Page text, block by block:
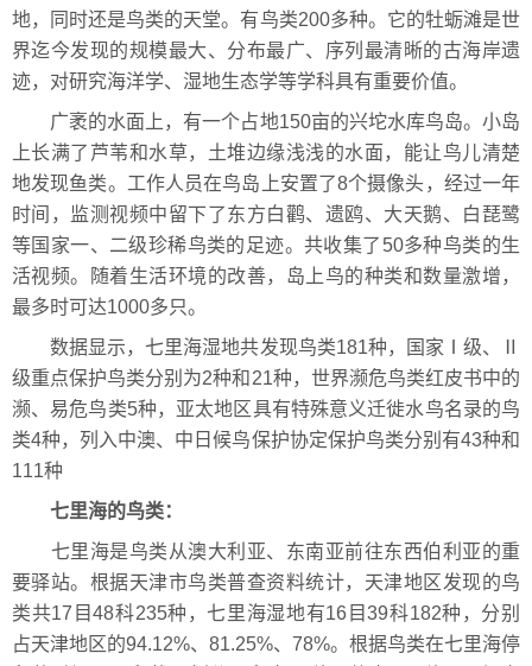
地，同时还是鸟类的天堂。有鸟类200多种。它的牡蛎滩是世
界迄今发现的规模最大、分布最广、序列最清晰的古海岸遗
迹，对研究海洋学、湿地生态学等学科具有重要价值。
广袤的水面上，有一个占地150亩的兴坨水库鸟岛。小岛
上长满了芦苇和水草，土堆边缘浅浅的水面，能让鸟儿清楚
地发现鱼类。工作人员在鸟岛上安置了8个摄像头，经过一年
时间，监测视频中留下了东方白鹳、遗鸥、大天鹅、白琵鹭
等国家一、二级珍稀鸟类的足迹。共收集了50多种鸟类的生
活视频。随着生活环境的改善，岛上鸟的种类和数量激增，
最多时可达1000多只。
数据显示，七里海湿地共发现鸟类181种，国家Ⅰ级、Ⅱ
级重点保护鸟类分别为2种和21种，世界濒危鸟类红皮书中的
濒、易危鸟类5种，亚太地区具有特殊意义迁徙水鸟名录的鸟
类4种，列入中澳、中日候鸟保护协定保护鸟类分别有43种和
111种
七里海的鸟类：
七里海是鸟类从澳大利亚、东南亚前往东西伯利亚的重
要驿站。根据天津市鸟类普查资料统计，天津地区发现的鸟
类共17目48科235种，七里海湿地有16目39科182种，分别
占天津地区的94.12%、81.25%、78%。根据鸟类在七里海停